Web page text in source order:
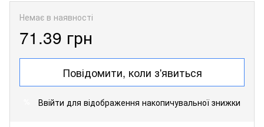
Немає в наявності
71.39 грн
Повідомити, коли з'явиться
Ввійти для відображення накопичувальної знижки